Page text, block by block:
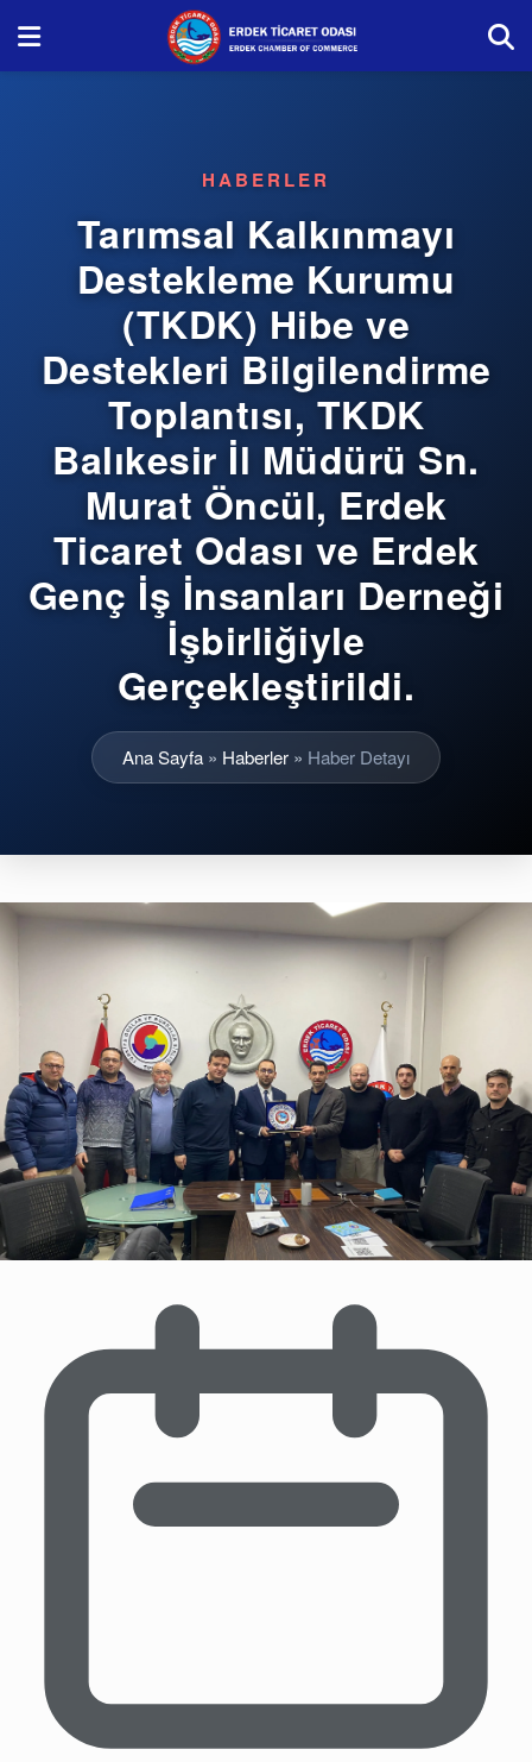
HABERLER
Tarımsal Kalkınmayı
Destekleme Kurumu
(TKDK) Hibe ve
Destekleri Bilgilendirme
Toplantısı, TKDK
Balıkesir İl Müdürü Sn.
Murat Öncül, Erdek
Ticaret Odası ve Erdek
Genç İş İnsanları Derneği
İşbirliğiyle
Gerçekleştirildi.
Ana Sayfa » Haberler » Haber Detayı